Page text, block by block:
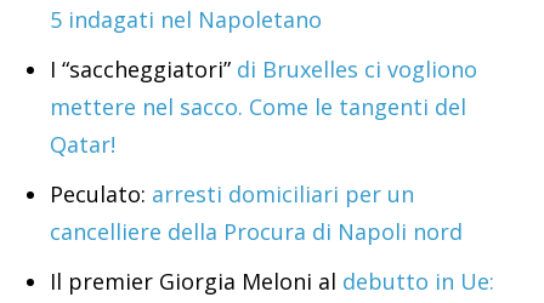
5 indagati nel Napoletano
I “saccheggiatori” di Bruxelles ci vogliono
mettere nel sacco. Come le tangenti del
Qatar!
Peculato: arresti domiciliari per un
cancelliere della Procura di Napoli nord
Il premier Giorgia Meloni al debutto in Ue: